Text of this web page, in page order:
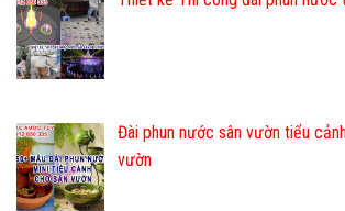
Đài phun nước sân vườn tiểu
vườn